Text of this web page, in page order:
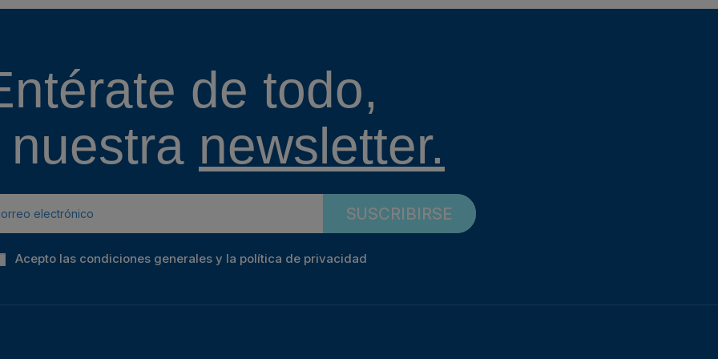
de todo,
newsletter.
SUSCRIBIRSE
Acepto las condiciones generales y la política de privacidad